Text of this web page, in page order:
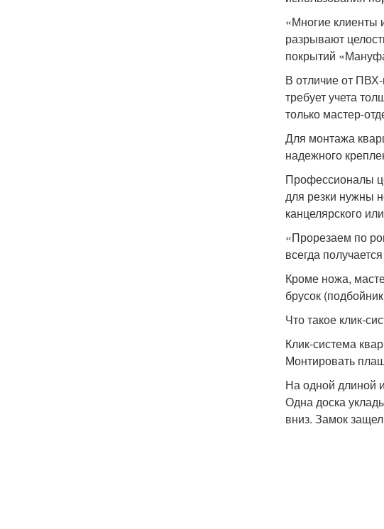
«Многие клиенты
разрывают
покрытий
В отличие от
требует учета
только мастер-
Для монтажа
надежного
Профессионалы
для резки нужны
канцелярского
«Прорезаем по
всегда
Кроме ножа,
брусок
Что такое клик-
Клик-система
Монтировать
На одной длиной
Одна доска
вниз. Замок